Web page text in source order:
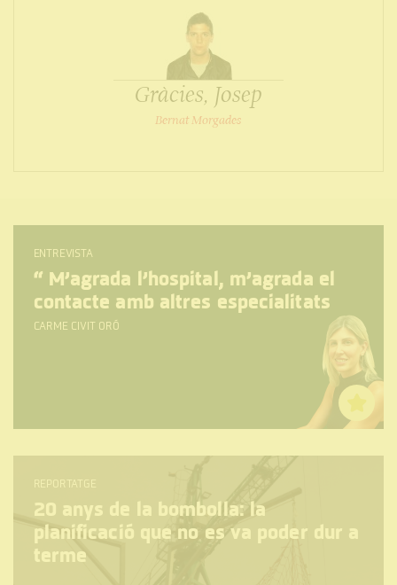
Gràcies, Josep
Bernat Morgades
ENTREVISTA
“ M’agrada l’hospital, m’agrada el
contacte amb altres especialitats
CARME CIVIT ORÓ
REPORTATGE
20 anys de la bombolla: la
planificació que no es va poder dur a
terme